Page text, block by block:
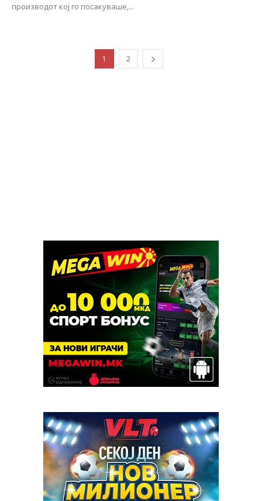
производот кој го посакуваше,...
1 2